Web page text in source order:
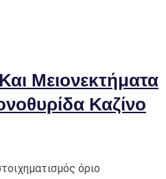
Μειονεκτήματα
Καζίνο
όριο